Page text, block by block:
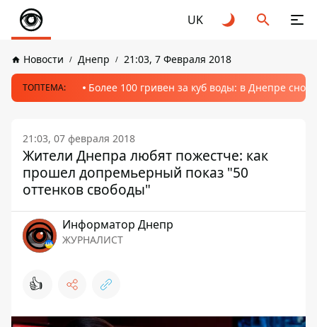
UK
Новости Днепр 21:03, 7 Февраля 2018
ТОПТЕМА: Более 100 гривен за куб воды: в Днепре
21:03, 07 февраля 2018
Жители Днепра любят пожестче: как
прошел допремьерный показ "50
оттенков свободы"
Информатор Днепр
ЖУРНАЛИСТ
👍